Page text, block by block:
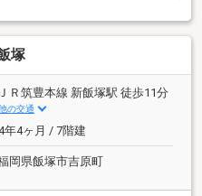
塚
ＪＲ筑豊本線 新飯塚駅 徒歩11分
の交通
年4ヶ月 / 7階建
岡県飯塚市吉原町